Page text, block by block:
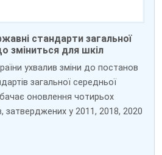
стандарти загальної
зміниться для шкіл
ухвалив зміни до постанов
загальної середньої
оновлення чотирьох
затверджених у 2011, 2018, 2020